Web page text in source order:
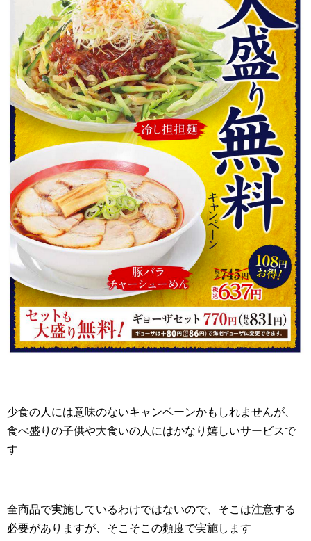
少食の人には意味のないキャンペーンかもしれませんが、
食べ盛りの子供や大食いの人にはかなり嬉しいサービスで
す
全商品で実施しているわけではないので、そこは注意する
必要がありますが、そこそこの頻度で実施します